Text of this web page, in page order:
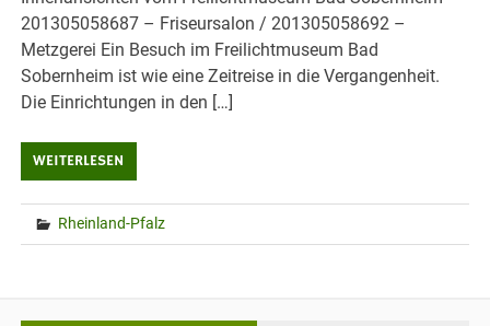
201305058687 – Friseursalon / 201305058692 –
Metzgerei Ein Besuch im Freilichtmuseum Bad
Sobernheim ist wie eine Zeitreise in die Vergangenheit.
Die Einrichtungen in den […]
WEITERLESEN
Rheinland-Pfalz